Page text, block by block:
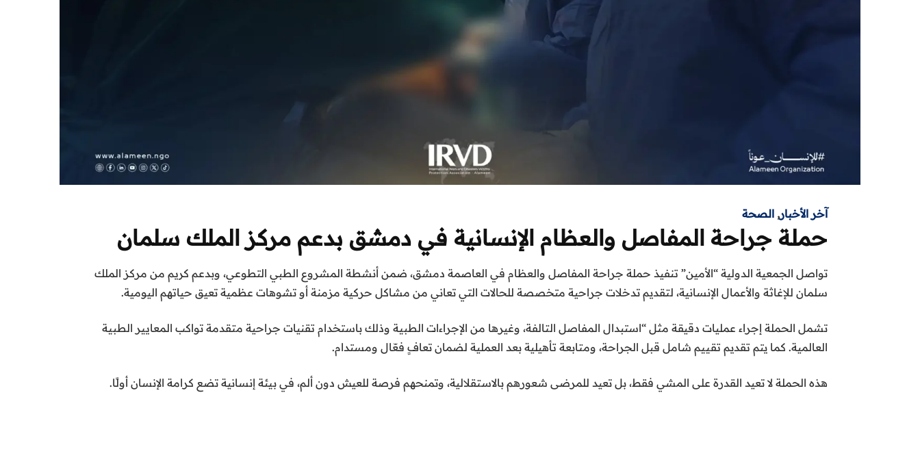
آخر الأخبار, الصحة
حملة جراحة المفاصل والعظام الإنسانية في دمشق بدعم مركز الملك سلمان
تواصل الجمعية الدولية “الأمين” تنفيذ حملة جراحة المفاصل والعظام في العاصمة دمشق، ضمن أنشطة المشروع الطبي التطوعي، وبدعم كريم من مركز الملك
سلمان للإغاثة والأعمال الإنسانية، لتقديم تدخلات جراحية متخصصة للحالات التي تعاني من مشاكل حركية مزمنة أو تشوهات عظمية تعيق حياتهم اليومية.
تشمل الحملة إجراء عمليات دقيقة مثل “استبدال المفاصل التالفة، وغيرها من الإجراءات الطبية وذلك باستخدام تقنيات جراحية متقدمة تواكب المعايير الطبية
العالمية. كما يتم تقديم تقييم شامل قبل الجراحة، ومتابعة تأهيلية بعد العملية لضمان تعافٍ فعّال ومستدام.
هذه الحملة لا تعيد القدرة على المشي فقط، بل تعيد للمرضى شعورهم بالاستقلالية، وتمنحهم فرصة للعيش دون ألم، في بيئة إنسانية تضع كرامة الإنسان أولًا.